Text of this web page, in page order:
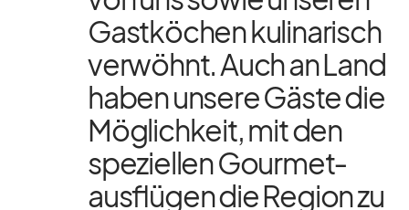
Gast­kö­chen ku­li­na­risch
ver­wöhnt. Auch an Land
ha­ben un­sere Gäste die
Mög­lich­keit, mit den
spe­zi­el­len Gour­met­
aus­flü­gen die Re­gion zu